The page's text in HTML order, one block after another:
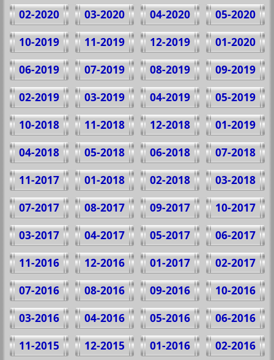
05-2020
04-2020
03-2020
02-2020
01-2020
12-2019
11-2019
10-2019
09-2019
08-2019
07-2019
06-2019
05-2019
04-2019
03-2019
02-2019
01-2019
12-2018
11-2018
10-2018
07-2018
06-2018
05-2018
04-2018
03-2018
02-2018
01-2018
11-2017
10-2017
09-2017
08-2017
07-2017
06-2017
05-2017
04-2017
03-2017
02-2017
01-2017
12-2016
11-2016
10-2016
09-2016
08-2016
07-2016
06-2016
05-2016
04-2016
03-2016
02-2016
01-2016
12-2015
11-2015